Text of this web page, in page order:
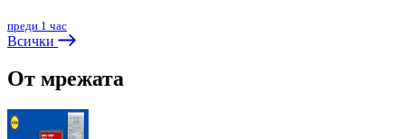
преди 1 час
Всички
От мрежата